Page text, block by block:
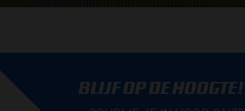
BLIJF OP DE HOOGTE!